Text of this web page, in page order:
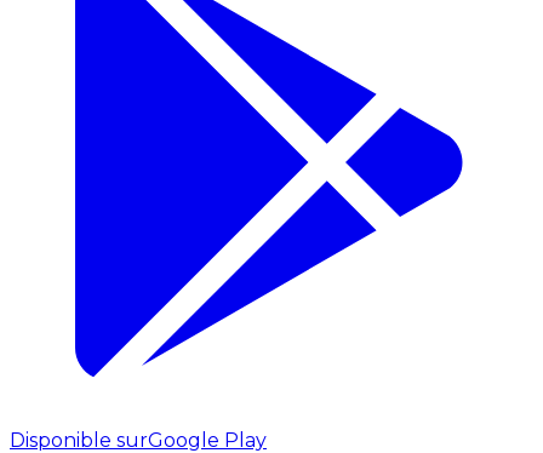
Disponible surGoogle Play